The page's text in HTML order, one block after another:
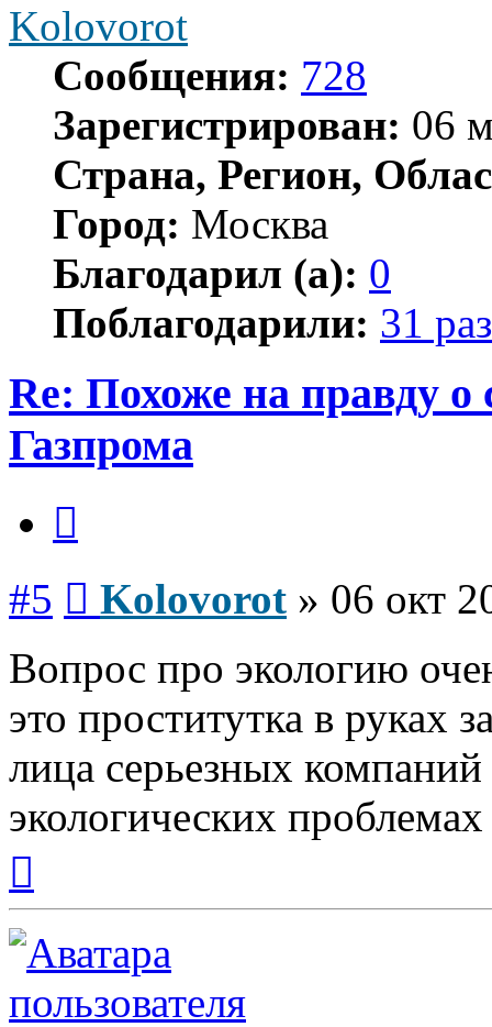
Kolovorot
Сообщения: 728
Зарегистрирован: 06
Страна, Регион,
Город: Москва
Благодарил (а): 0
Поблагодарили: 31 раз
Re: Похоже на правду о
Газпрома
#5 Kolovorot » 06 окт
Вопрос про экологию
это проститутка в руках
лица серьезных
экологических
началу